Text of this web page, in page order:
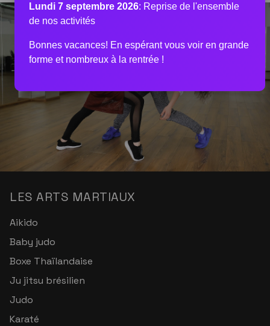
LES ARTS MARTIAUX
Aikido
Baby judo
Boxe Thaïlandaise
Ju jitsu brésilien
Judo
Karaté
Lundi 7 septembre 2026: Reprise de l'ensemble
de nos activités
Bonnes vacances! En espérant vous voir en grande
forme et nombreux à la rentrée !